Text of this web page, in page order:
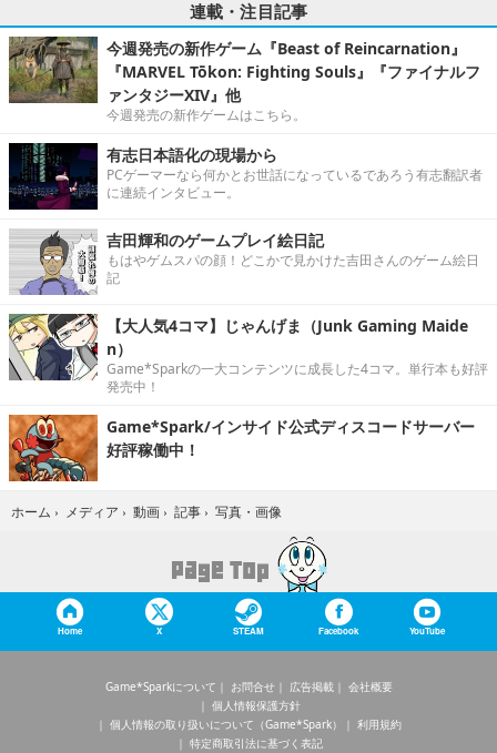
連載・注目記事
今週発売の新作ゲーム『Beast of Reincarnation』
『MARVEL Tōkon: Fighting Souls』『ファイナルフ
ァンタジーXIV』他
今週発売の新作ゲームはこちら。
有志日本語化の現場から
PCゲーマーなら何かとお世話になっているであろう有志翻訳者
に連続インタビュー。
吉田輝和のゲームプレイ絵日記
もはやゲムスパの顔！どこかで見かけた吉田さんのゲーム絵日
記
【大人気4コマ】じゃんげま（Junk Gaming Maide
n）
Game*Sparkの一大コンテンツに成長した4コマ。単行本も好評
発売中！
Game*Spark/インサイド公式ディスコードサーバー
好評稼働中！
ホーム › メディア › 動画 › 記事 › 写真・画像
Home X STEAM Facebook YouTube
Game*Sparkについて お問合せ 広告掲載
会社概要
個人情報保護方針
個人情報の取り扱いについて（Game*Spark）
利用規約
特定商取引法に基づく表記